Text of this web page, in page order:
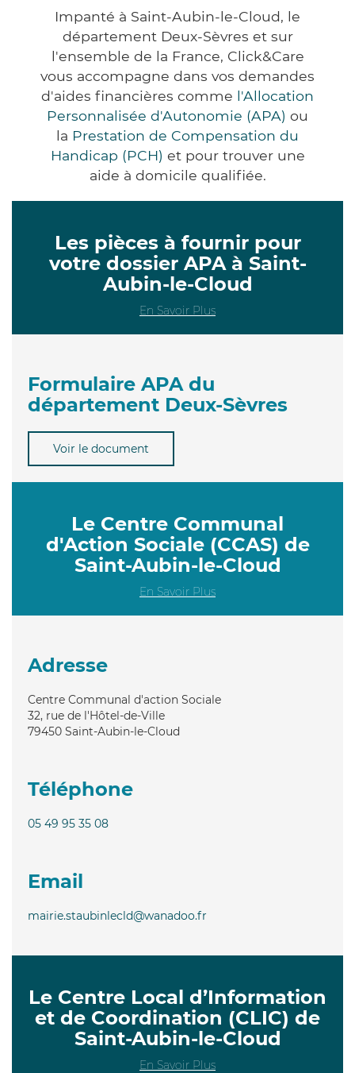
Impanté à Saint-Aubin-le-Cloud, le
département Deux-Sèvres et sur
l'ensemble de la France, Click&Care
vous accompagne dans vos demandes
d'aides financières comme l'Allocation
Personnalisée d'Autonomie (APA) ou
la Prestation de Compensation du
Handicap (PCH) et pour trouver une
aide à domicile qualifiée.
Les pièces à fournir pour
votre dossier APA à Saint-
Aubin-le-Cloud
En Savoir Plus
Formulaire APA du
département Deux-Sèvres
Voir le document
Le Centre Communal
d'Action Sociale (CCAS) de
Saint-Aubin-le-Cloud
En Savoir Plus
Adresse
Centre Communal d'action Sociale
32, rue de l'Hôtel-de-Ville
79450 Saint-Aubin-le-Cloud
Téléphone
05 49 95 35 08
Email
mairie.staubinlecld@wanadoo.fr
Le Centre Local d’Information
et de Coordination (CLIC) de
Saint-Aubin-le-Cloud
En Savoir Plus